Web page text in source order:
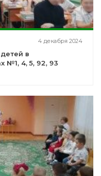
4 декабря 2024
в
№1, 4, 5, 92, 93